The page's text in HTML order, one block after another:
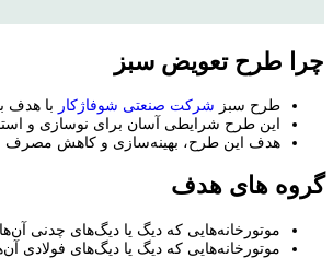
چرا طرح تعويض سبز
طرح سبز شرکت صنعتی شوفاژکار با هدف
این طرح شرایطی آسان برای نوسازی و
هدف این طرح، بهینه‌سازی و کاهش مصرف
گروه های هدف
موتورخانه‌هایی که دیگ یا دیگ‌های چدنی
موتورخانه‌هایی که دیگ یا دیگ‌های فولادی